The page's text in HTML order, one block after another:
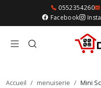
0552354260
Facebook
Accueil / menuiserie / Mini